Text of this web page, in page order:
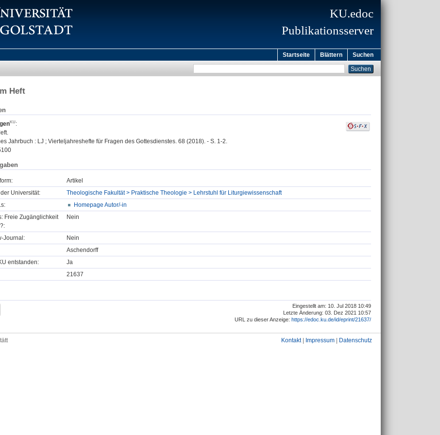
KU.edoc
Publikationsserver
Startseite Blättern Suchen
Heft
:
Jahrbuch : LJ ; Vierteljahreshefte für Fragen des Gottesdienstes. 68 (2018). - S. 1-2.
Artikel
Universität:
Theologische Fakultät > Praktische Theologie > Lehrstuhl für Liturgiewissenschaft
Homepage Autor/-in
Freie Zugänglichkeit
Nein
Journal:
Nein
Aschendorff
entstanden:
Ja
21637
Eingestellt am: 10. Jul 2018 10:49
Letzte Änderung: 03. Dez 2021 10:57
URL zu dieser Anzeige: https://edoc.ku.de/id/eprint/21637/
Kontakt| Impressum Datenschutz